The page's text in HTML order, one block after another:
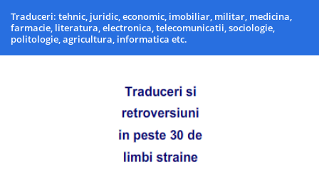
Traduceri: tehnic, juridic, economic, imobiliar, militar, medicina,
farmacie, literatura, electronica, telecomunicatii, sociologie,
politologie, agricultura, informatica etc.